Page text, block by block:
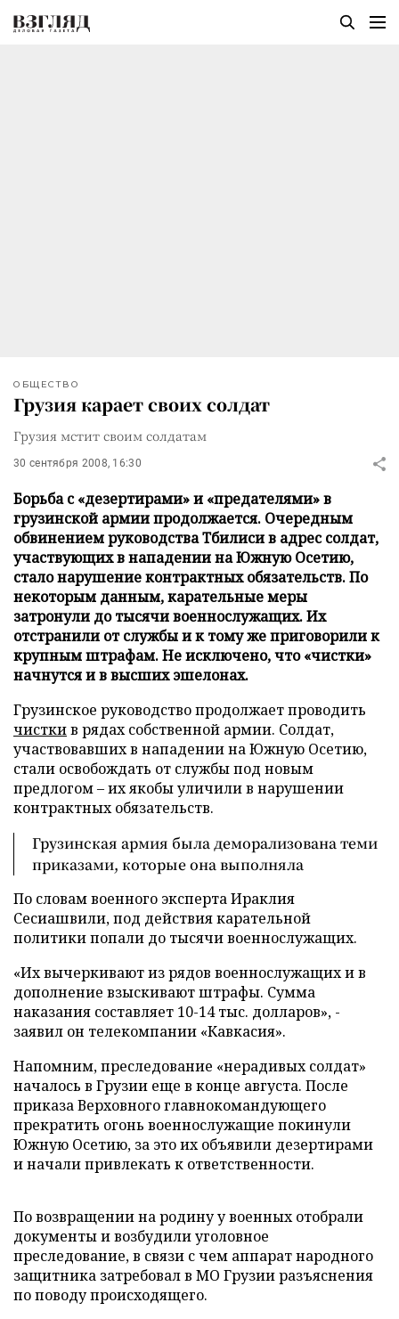
ОБЩЕСТВО
Грузия карает своих солдат
Грузия мстит своим солдатам
30 сентября 2008, 16:30
Борьба с «дезертирами» и «предателями» в
грузинской армии продолжается. Очередным
обвинением руководства Тбилиси в адрес солдат,
участвующих в нападении на Южную Осетию,
стало нарушение контрактных обязательств. По
некоторым данным, карательные меры
затронули до тысячи военнослужащих. Их
отстранили от службы и к тому же приговорили к
крупным штрафам. Не исключено, что «чистки»
начнутся и в высших эшелонах.
Грузинское руководство продолжает проводить
чисткив рядах собственной армии. Солдат,
участвовавших в нападении на Южную Осетию,
стали освобождать от службы под новым
предлогом – их якобы уличили в нарушении
контрактных обязательств.
Грузинская армия была деморализована теми
приказами, которые она выполняла
По словам военного эксперта Ираклия
Сесиашвили, под действия карательной
политики попали до тысячи военнослужащих.
«Их вычеркивают из рядов военнослужащих и в
дополнение взыскивают штрафы. Сумма
наказания составляет 10-14 тыс. долларов», -
заявил он телекомпании «Кавкасия».
Напомним, преследование «нерадивых солдат»
началось в Грузии еще в конце августа. После
приказа Верховного главнокомандующего
прекратить огонь военнослужащие покинули
Южную Осетию, за это их объявили дезертирами
и начали привлекать к ответственности.
По возвращении на родину у военных отобрали
документы и возбудили уголовное
преследование, в связи с чем аппарат народного
защитника затребовал в МО Грузии разъяснения
по поводу происходящего.